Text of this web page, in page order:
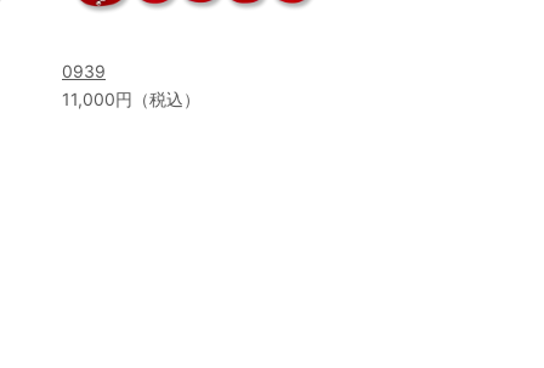
0939
11,000円（税込）